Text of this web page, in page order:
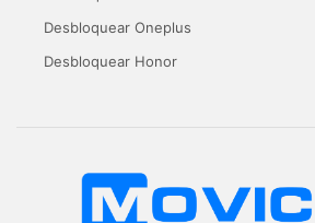
Desbloquear Oneplus
Desbloquear Honor